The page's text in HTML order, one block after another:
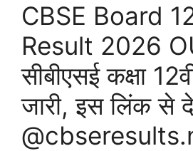
CBSE Board
Result 2026
सीबीएसई कक्षा
जारी, इस लिंक से